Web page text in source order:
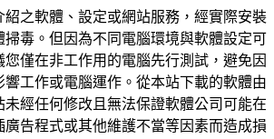
紹之軟體、設定或網站服務，經實際安裝
掃毒。但因為不同電腦環境與軟體設定可
僅在非工作用的電腦先行測試，避免因
工作或電腦運作。從本站下載的軟體由
未經任何修改且無法保證軟體公司可能在
告程式或其他維護不當等因素而造成損